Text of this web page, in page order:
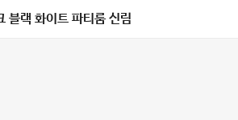
블랙 화이트 파티룸 신림